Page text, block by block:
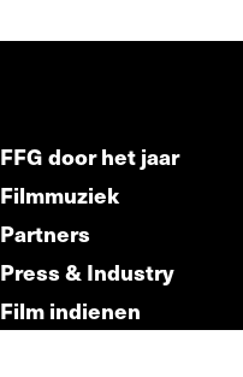
FFG door het jaar
Filmmuziek
Partners
Press & Industry
Film indienen